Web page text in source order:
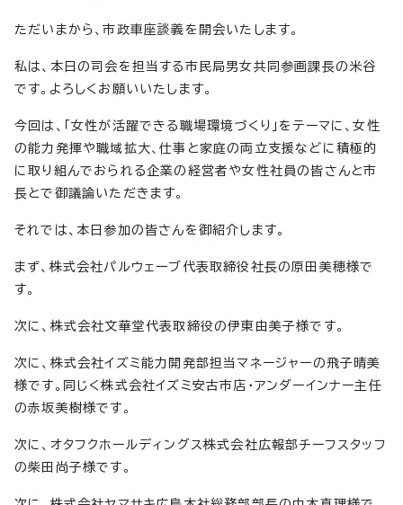
ただいまから、市政車座談義を開会いたします。
私は、本日の司会を担当する市民局男女共同参画課長の米谷
です。よろしくお願いいたします。
今回は、「女性が活躍できる職場環境づくり」をテーマに、女性
の能力発揮や職域拡大、仕事と家庭の両立支援などに積極的
に取り組んでおられる企業の経営者や女性社員の皆さんと市
長とで御議論いただきます。
それでは、本日参加の皆さんを御紹介します。
まず、株式会社パルウェーブ代表取締役社長の原田美穂様で
す。
次に、株式会社文華堂代表取締役の伊東由美子様です。
次に、株式会社イズミ能力開発部担当マネージャーの飛子晴美
様です。同じく株式会社イズミ安古市店・アンダーインナー主任
の赤坂美樹様です。
次に、オタフクホールディングス株式会社広報部チーフスタッフ
の柴田尚子様です。